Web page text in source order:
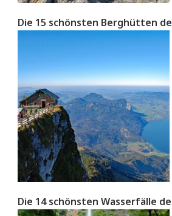
Die 15 schönsten Berghütten
Die 14 schönsten Wasserfälle